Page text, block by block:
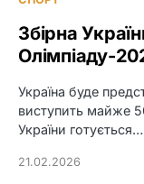
Збірна
Олімпіаду-
Україна буде
виступить майже
України готується…
21.02.2026